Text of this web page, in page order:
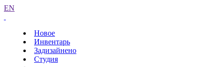
EN
Новое
Инвентарь
Задизайнено
Студия